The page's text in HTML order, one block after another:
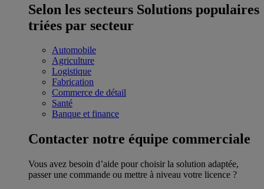
Selon les secteurs Solutions populaires
triées par secteur
Automobile
Agriculture
Logistique
Fabrication
Commerce de détail
Santé
Banque et finance
Contacter notre équipe commerciale
Vous avez besoin d’aide pour choisir la solution adaptée,
passer une commande ou mettre à niveau votre licence ?